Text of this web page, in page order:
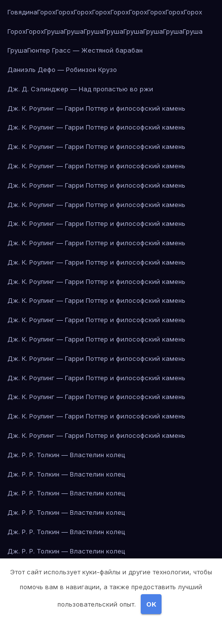
ГовядинаГорохГорохГорохГорохГорохГорохГорохГорохГорох
ГорохГорохГрушаГрушаГрушаГрушаГрушаГрушаГрушаГруша
ГрушаГюнтер Грасс — Жестяной барабан
Даниэль Дефо — Робинзон Крузо
Дж. Д. Сэлинджер — Над пропастью во ржи
Дж. К. Роулинг — Гарри Поттер и философский камень
Дж. К. Роулинг — Гарри Поттер и философский камень
Дж. К. Роулинг — Гарри Поттер и философский камень
Дж. К. Роулинг — Гарри Поттер и философский камень
Дж. К. Роулинг — Гарри Поттер и философский камень
Дж. К. Роулинг — Гарри Поттер и философский камень
Дж. К. Роулинг — Гарри Поттер и философский камень
Дж. К. Роулинг — Гарри Поттер и философский камень
Дж. К. Роулинг — Гарри Поттер и философский камень
Дж. К. Роулинг — Гарри Поттер и философский камень
Дж. К. Роулинг — Гарри Поттер и философский камень
Дж. К. Роулинг — Гарри Поттер и философский камень
Дж. К. Роулинг — Гарри Поттер и философский камень
Дж. К. Роулинг — Гарри Поттер и философский камень
Дж. К. Роулинг — Гарри Поттер и философский камень
Дж. К. Роулинг — Гарри Поттер и философский камень
Дж. К. Роулинг — Гарри Поттер и философский камень
Дж. К. Роулинг — Гарри Поттер и философский камень
Дж. Р. Р. Толкин — Властелин колец
Дж. Р. Р. Толкин — Властелин колец
Дж. Р. Р. Толкин — Властелин колец
Дж. Р. Р. Толкин — Властелин колец
Дж. Р. Р. Толкин — Властелин колец
Дж. Р. Р. Толкин — Властелин колец
Дж. Р. Р. Толкин — Властелин колец
Дж. Р. Р. Толкин — Властелин колец
Дж. Р. Р. Толкин — Властелин колец
Этот сайт использует куки-файлы и другие технологии, чтобы
помочь вам в навигации, а также предоставить лучший
пользовательский опыт. OK